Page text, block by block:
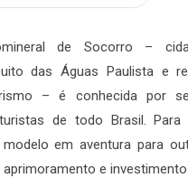
de Socorro –
das Águas Paulista e
– é conhecida por
de todo Brasil. Para
em aventura para
e